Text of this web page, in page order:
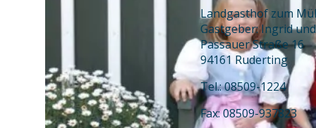
Landgasthof zum
Gastgeber: Ingrid
Passauer Straße 16
94161 Ruderting
Tel.: 08509-1224
Fax: 08509-937823